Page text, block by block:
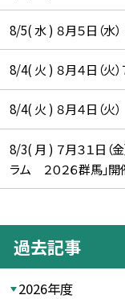
8/5( 水 ) ８月５日（水
8/4( 火 ) ８月４日（火
8/4( 火 ) ８月４日（
8/3( 月 ) ７月３１日（
ラム ２０２６群馬」開
過去記事
2026年度